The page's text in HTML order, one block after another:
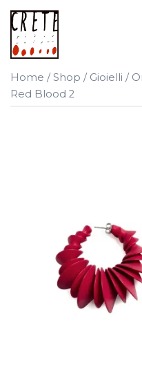
Vai
contenuto
Home /Shop / Gioielli /
Red Blood 2